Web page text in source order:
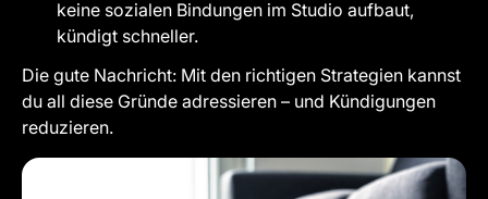
keine sozialen Bindungen im Studio aufbaut,
kündigt schneller.
Die gute Nachricht: Mit den richtigen Strategien kannst
du all diese Gründe adressieren – und Kündigungen
reduzieren.